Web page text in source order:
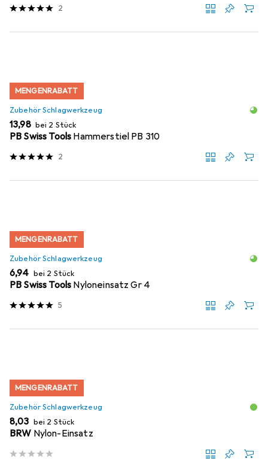
2
MENGENRABATT
Zubehör Schlagwerkzeug
EUR
13,98 bei 2 Stück
PB Swiss Tools Hammerstiel PB 310
2
MENGENRABATT
Zubehör Schlagwerkzeug
EUR
6,94 bei 2 Stück
PB Swiss Tools Nyloneinsatz Gr 4
5
MENGENRABATT
Zubehör Schlagwerkzeug
EUR
8,03 bei 2 Stück
BRW Nylon-Einsatz